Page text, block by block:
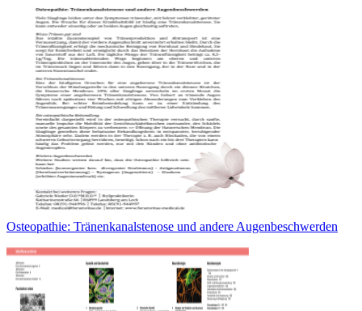
Osteopathie: Tränenkanalstenose und andere Augenbeschwerden